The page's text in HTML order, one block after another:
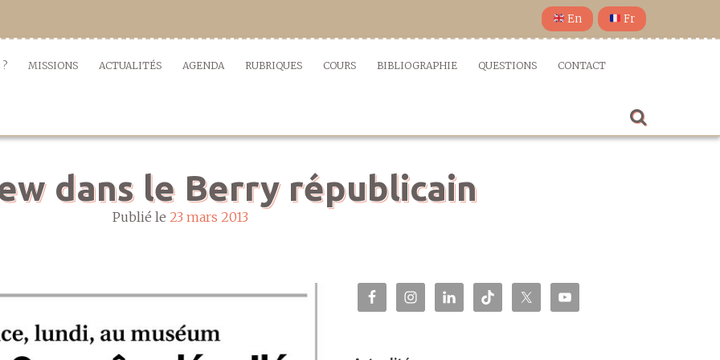
En Fr
? MISSIONS ACTUALITÉS AGENDA RUBRIQUES COURS BIBLIOGRAPHIE QUESTIONS CONTACT
dans le Berry républicain
Publié le 23 mars 2013